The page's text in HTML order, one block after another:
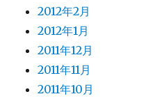
2012年2月
2012年1月
2011年12月
2011年11月
2011年10月